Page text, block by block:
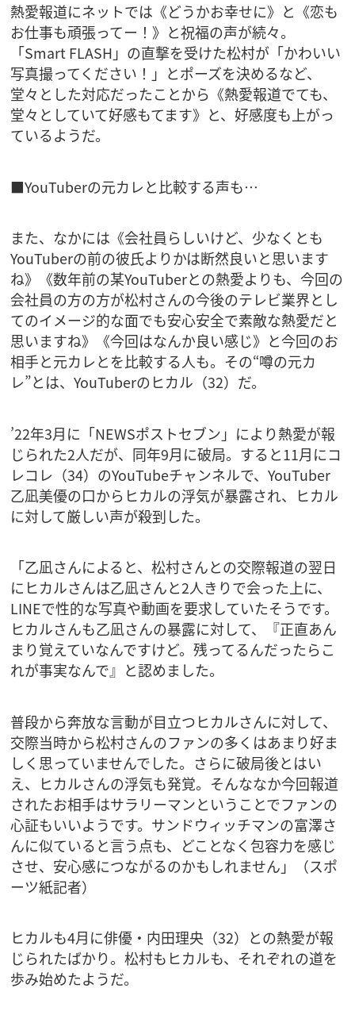
熱愛報道にネットでは《どうかお幸せに》と《恋も
お仕事も頑張ってー！》と祝福の声が続々。
「Smart FLASH」の直撃を受けた松村が「かわいい
写真撮ってください！」とポーズを決めるなど、
堂々とした対応だったことから《熱愛報道でても、
堂々としていて好感もてます》と、好感度も上がっ
ているようだ。
■YouTuberの元カレと比較する声も…
また、なかには《会社員らしいけど、少なくとも
YouTuberの前の彼氏よりかは断然良いと思います
ね》《数年前の某YouTuberとの熱愛よりも、今回の
会社員の方の方が松村さんの今後のテレビ業界とし
てのイメージ的な面でも安心安全で素敵な熱愛だと
思いますね》《今回はなんか良い感じ》と今回のお
相手と元カレとを比較する人も。その“噂の元カ
レ”とは、YouTuberのヒカル（32）だ。
’22年3月に「NEWSポストセブン」により熱愛が報
じられた2人だが、同年9月に破局。すると11月にコ
レコレ（34）のYouTubeチャンネルで、YouTuber
乙凪美優の口からヒカルの浮気が暴露され、ヒカル
に対して厳しい声が殺到した。
「乙凪さんによると、松村さんとの交際報道の翌日
にヒカルさんは乙凪さんと2人きりで会った上に、
LINEで性的な写真や動画を要求していたそうです。
ヒカルさんも乙凪さんの暴露に対して、『正直あん
まり覚えていなんですけど。残ってるんだったらこ
れが事実なんで』と認めました。
普段から奔放な言動が目立つヒカルさんに対して、
交際当時から松村さんのファンの多くはあまり好ま
しく思っていませんでした。さらに破局後とはい
え、ヒカルさんの浮気も発覚。そんななか今回報道
されたお相手はサラリーマンということでファンの
心証もいいようです。サンドウィッチマンの富澤さ
んに似ていると言う点も、どことなく包容力を感じ
させ、安心感につながるのかもしれません」（スポ
ーツ紙記者）
ヒカルも4月に俳優・内田理央（32）との熱愛が報
じられたばかり。松村もヒカルも、それぞれの道を
歩み始めたようだ。